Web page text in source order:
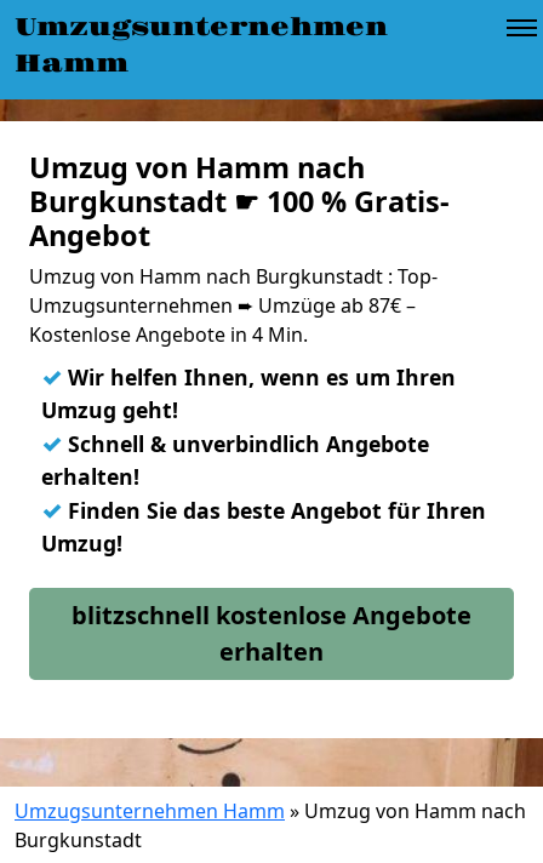
Umzugsunternehmen
Hamm
Umzug von Hamm nach
Burgkunstadt ☛ 100 % Gratis-
Angebot
Umzug von Hamm nach Burgkunstadt : Top-
Umzugsunternehmen ➨ Umzüge ab 87€ –
Kostenlose Angebote in 4 Min.
✓ Wir helfen Ihnen, wenn es um Ihren
Umzug geht!
✓ Schnell & unverbindlich Angebote
erhalten!
✓ Finden Sie das beste Angebot für Ihren
Umzug!
blitzschnell kostenlose Angebote
erhalten
Umzugsunternehmen Hamm » Umzug von Hamm nach
Burgkunstadt